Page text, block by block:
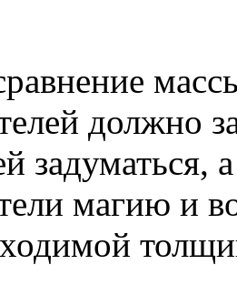
должно
задуматься,
магию и